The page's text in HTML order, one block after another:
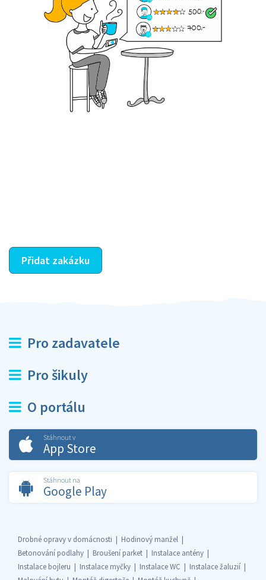
Přidat zakázku
Pro zadavatele
Pro šikuly
O portálu
Stáhnout v
App Store
Stáhnout na
Google Play
Drobné opravy v domácnosti
Hodinový manžel
Betonování podlahy
Broušení parket
Instalace antény
Instalace bojleru
Instalace myčky Instalace WC
Instalace žaluzií